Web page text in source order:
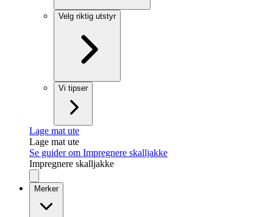
Velg riktig utstyr
Vi tipser
Lage mat ute
Lage mat ute
Se guider om Impregnere skalljakke
Impregnere skalljakke
Merker